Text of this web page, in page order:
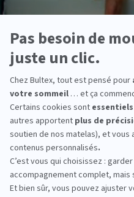
*Marque la plus détenue
interrogées de février
Iligo.
GRAND
essayez
Passez en magasin pour
matelas Bultex et vous
sur chaque modèle.
confort, la fermeté et la
avant de finaliser votre